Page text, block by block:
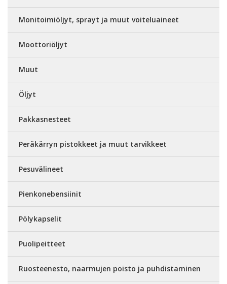
Monitoimiöljyt, sprayt ja muut voiteluaineet
Moottoriöljyt
Muut
Öljyt
Pakkasnesteet
Peräkärryn pistokkeet ja muut tarvikkeet
Pesuvälineet
Pienkonebensiinit
Pölykapselit
Puolipeitteet
Ruosteenesto, naarmujen poisto ja puhdistaminen